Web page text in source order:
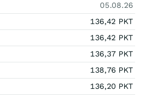
05.08.26
136,42 PKT
136,42 PKT
136,37 PKT
138,76 PKT
136,20 PKT